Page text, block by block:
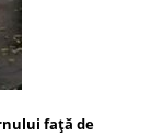
față de